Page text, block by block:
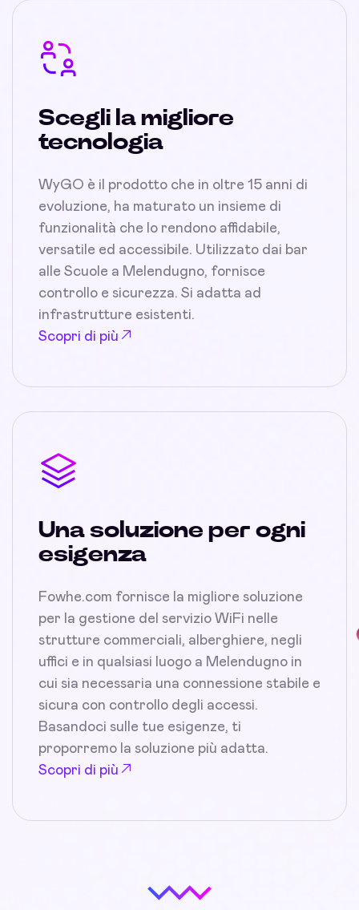
Scegli la migliore
tecnologia
WyGO è il prodotto che in oltre 15 anni di
evoluzione, ha maturato un insieme di
funzionalità che lo rendono affidabile,
versatile ed accessibile. Utilizzato dai bar
alle Scuole a Melendugno, fornisce
controllo e sicurezza. Si adatta ad
infrastrutture esistenti.
Scopri di più
Una soluzione per ogni
esigenza
Fowhe.com fornisce la migliore soluzione
per la gestione del servizio WiFi nelle
strutture commerciali, alberghiere, negli
uffici e in qualsiasi luogo a Melendugno in
cui sia necessaria una connessione stabile e
sicura con controllo degli accessi.
Basandoci sulle tue esigenze, ti
proporremo la soluzione più adatta.
Scopri di più